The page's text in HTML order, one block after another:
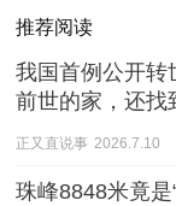
推荐阅读
我国首例公开转
前世的家，还找
正又直说事 2026.7.10
珠峰8848米竟是